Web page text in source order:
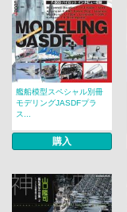
艦船模型スペシャル別冊
モデリングJASDFプラ
ス...
購入